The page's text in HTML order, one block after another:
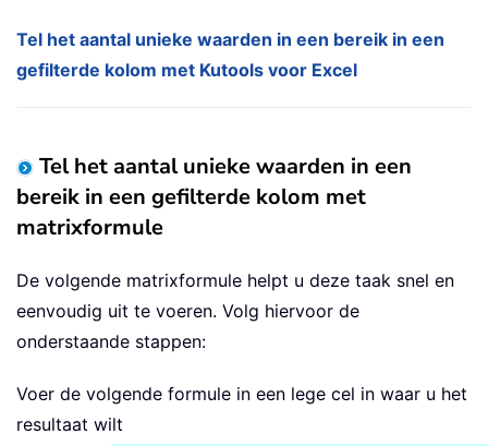
Tel het aantal unieke waarden in een bereik in een
gefilterde kolom met Kutools voor Excel
Tel het aantal unieke waarden in een
bereik in een gefilterde kolom met
matrixformule
De volgende matrixformule helpt u deze taak snel en
eenvoudig uit te voeren. Volg hiervoor de
onderstaande stappen:
Voer de volgende formule in een lege cel in waar u het
resultaat wilt